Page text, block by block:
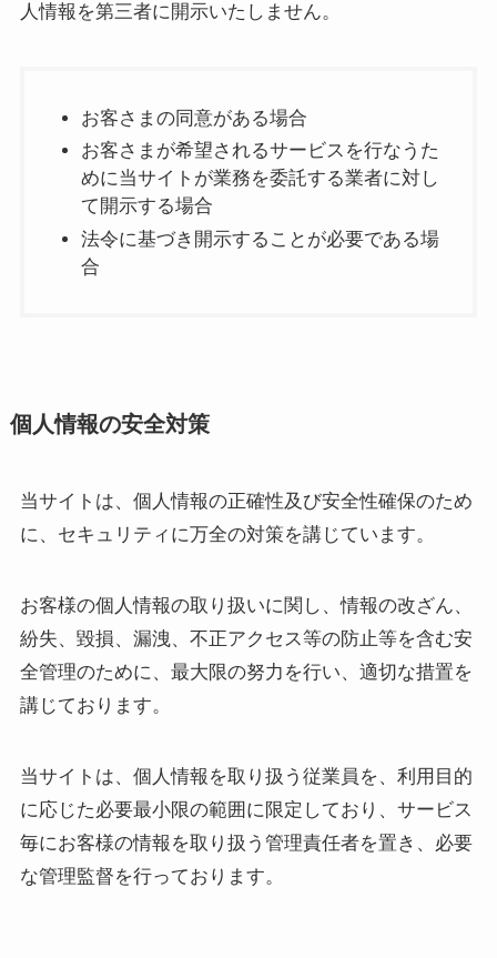
人情報を第三者に開示いたしません。
お客さまの同意がある場合
お客さまが希望されるサービスを行なうた
めに当サイトが業務を委託する業者に対し
て開示する場合
法令に基づき開示することが必要である場
合
個人情報の安全対策
当サイトは、個人情報の正確性及び安全性確保のため
に、セキュリティに万全の対策を講じています。
お客様の個人情報の取り扱いに関し、情報の改ざん、
紛失、毀損、漏洩、不正アクセス等の防止等を含む安
全管理のために、最大限の努力を行い、適切な措置を
講じております。
当サイトは、個人情報を取り扱う従業員を、利用目的
に応じた必要最小限の範囲に限定しており、サービス
毎にお客様の情報を取り扱う管理責任者を置き、必要
な管理監督を行っております。